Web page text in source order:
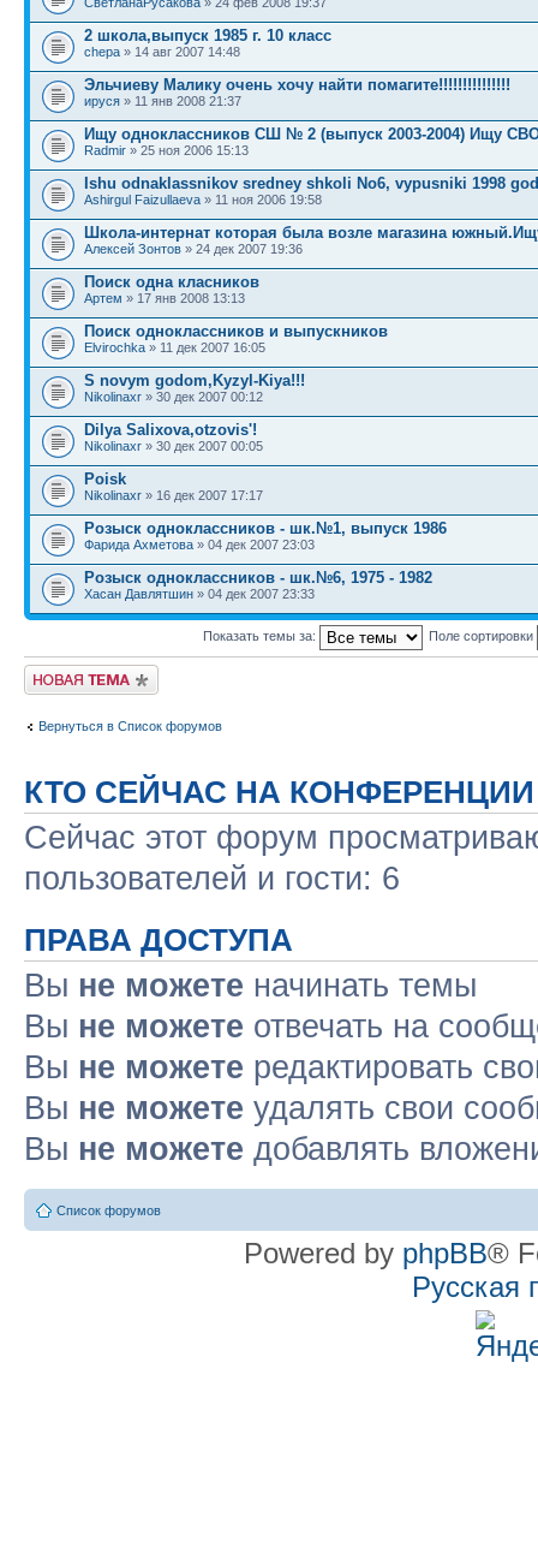
2 школа,выпуск 1985 г. 10 класс
chepa » 14 авг 2007 14:48
Эльчиеву Малику очень хочу найти помагите!!!!!!!!!!!!!!!
ируся » 11 янв 2008 21:37
Ищу одноклассников СШ № 2 (выпуск 2003-2004) Ищу
Radmir » 25 ноя 2006 15:13
Ishu odnaklassnikov sredney shkoli No6, vypusniki 1998
Ashirgul Faizullaeva » 11 ноя 2006 19:58
Школа-интернат которая была возле магазина
Алексей Зонтов » 24 дек 2007 19:36
Поиск одна класников
Артем » 17 янв 2008 13:13
Поиск одноклассников и выпускников
Elvirochka » 11 дек 2007 16:05
S novym godom,Kyzyl-Kiya!!!
Nikolinaxr » 30 дек 2007 00:12
Dilya Salixova,otzovis'!
Nikolinaxr » 30 дек 2007 00:05
Poisk
Nikolinaxr » 16 дек 2007 17:17
Розыск одноклассников - шк.№1, выпуск 1986
Фарида Ахметова » 04 дек 2007 23:03
Розыск одноклассников - шк.№6, 1975 - 1982
Хасан Давлятшин » 04 дек 2007 23:33
Показать темы за: Поле сортировки
Новая тема
Вернуться в Список форумов
КТО СЕЙЧАС НА КОНФЕРЕНЦИИ
Сейчас этот форум
пользователей и гости: 6
ПРАВА ДОСТУПА
Вы не можете начинать темы
Вы не можете отвечать на
Вы не можете редактировать
Вы не можете удалять свои
Вы не можете добавлять
Список форумов
Powered by phpBB®
Русская